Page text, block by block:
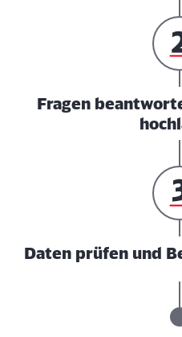
Fragen
Daten prüfen und